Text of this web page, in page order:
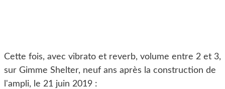
Cette fois, avec vibrato et reverb, volume entre 2 et 3,
sur Gimme Shelter, neuf ans après la construction de
l'ampli, le 21 juin 2019 :